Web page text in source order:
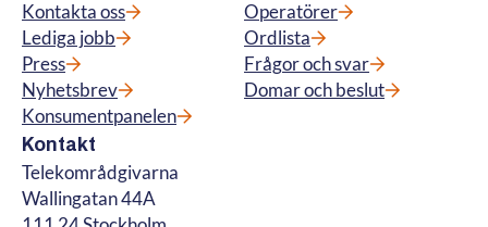
Kontakta oss
Lediga jobb
Press
Nyhetsbrev
Konsumentpanelen
Operatörer
Ordlista
Frågor och svar
Domar och beslut
Kontakt
Telekområdgivarna
Wallingatan 44A